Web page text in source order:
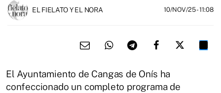
EL FIELATO Y EL NORA 10/NOV/25- 11:08
El Ayuntamiento de Cangas de Onís ha
confeccionado un completo programa de